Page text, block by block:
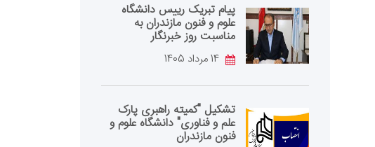
پیام تبریک رییس دانشگاه
علوم و فنون مازندران به
مناسبت روز خبرنگار
تشکیل "کمیته راهبری پارک
علم و فناوری" دانشگاه علوم و
فنون مازندران